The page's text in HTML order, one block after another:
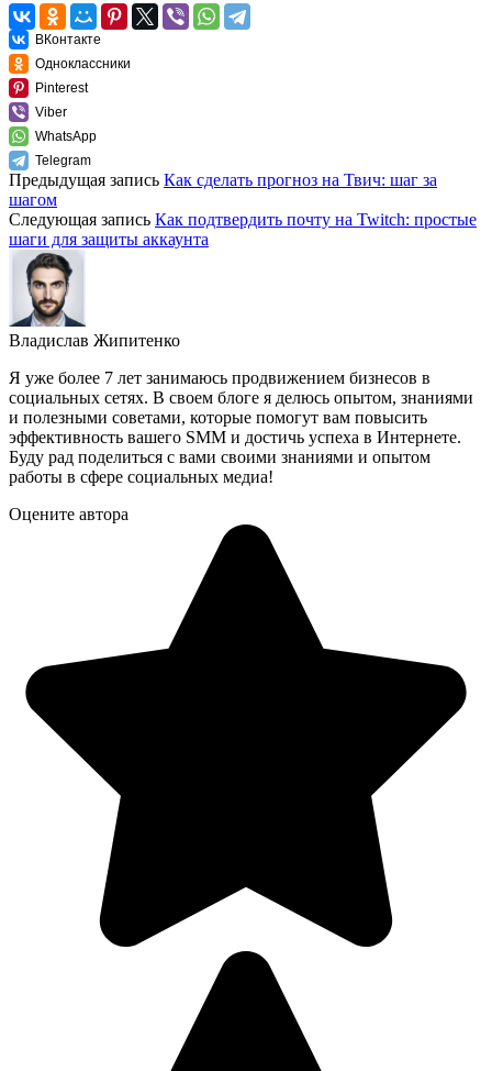
ВКонтакте
Одноклассники
Pinterest
Viber
WhatsApp
Telegram
Предыдущая запись Как сделать прогноз на Твич: шаг за
шагом
Следующая запись Как подтвердить почту на Twitch: простые
шаги для защиты аккаунта
Владислав Жипитенко
Я уже более 7 лет занимаюсь продвижением бизнесов в
социальных сетях. В своем блоге я делюсь опытом, знаниями
и полезными советами, которые помогут вам повысить
эффективность вашего SMM и достичь успеха в Интернете.
Буду рад поделиться с вами своими знаниями и опытом
работы в сфере социальных медиа!
Оцените автора